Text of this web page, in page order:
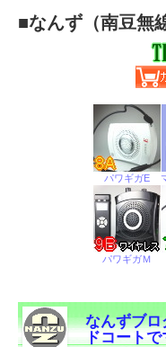
■なんず（南豆無
なんずブロ
ドコート